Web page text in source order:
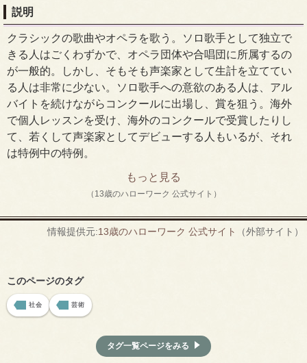
説明
クラシックの歌曲やオペラを歌う。ソロ歌手として独立で
きる人はごくわずかで、オペラ団体や合唱団に所属するの
が一般的。しかし、そもそも声楽家として生計を立ててい
る人は非常に少ない。ソロ歌手への意欲のある人は、アル
バイトを続けながらコンクールに出場し、賞を狙う。海外
で個人レッスンを受け、海外のコンクールで受賞したりし
て、若くして声楽家としてデビューする人もいるが、それ
は特例中の特例。
もっと見る
（13歳のハローワーク 公式サイト）
情報提供元:13歳のハローワーク 公式サイト （外部サイト）
このページのタグ
社会 芸術
タグ一覧ページをみる